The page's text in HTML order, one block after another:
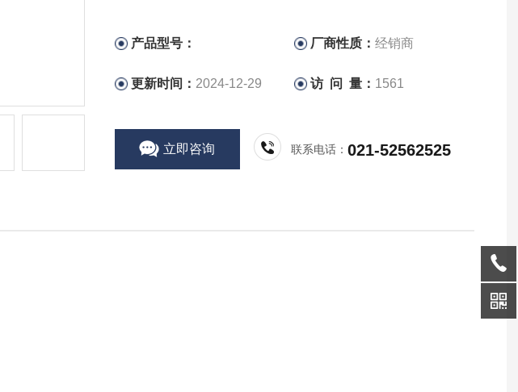
产品型号： 厂商性质：经销商
更新时间： 2024-12-29 访 问 量： 1561
立即咨询 联系电话：021-52562525